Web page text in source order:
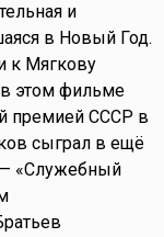
и
в Новый Год.
к Мягкову
в этом фильме
премией СССР в
сыграл в ещё
«Служебный